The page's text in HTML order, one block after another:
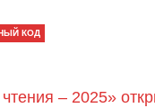
КОД
– 2025»